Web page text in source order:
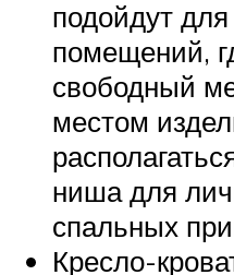
подойдут
помещений,
свободный
местом
ниша для
спальных
Кресло-